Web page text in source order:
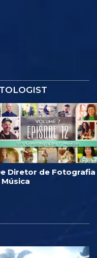
Diretor de Fotografia
Música